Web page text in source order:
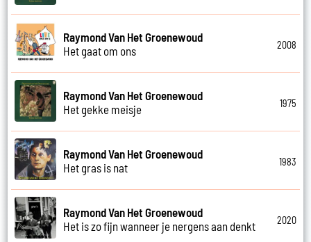
Raymond Van Het Groenewoud
Het gaat om ons
2008
Raymond Van Het Groenewoud
Het gekke meisje
1975
Raymond Van Het Groenewoud
Het gras is nat
1983
Raymond Van Het Groenewoud
Het is zo fijn wanneer je nergens aan denkt
2020